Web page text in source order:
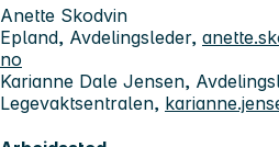
Anette Skodvin
Epland, Avdelingsleder,
no
Karianne Dale Jensen,
Legevaktsentralen,